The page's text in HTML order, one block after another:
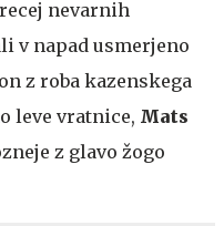
nevarnih
v napad usmerjeno
z roba kazenskega
leve vratnice, Mats
z glavo žogo